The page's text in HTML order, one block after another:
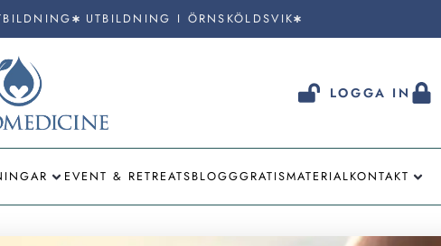
UTBILDNING I ÖRNSKÖLDSVIK
LOGGA IN
EVENT & RETREATSBLOGGGRATISMATERIALKONTAKT